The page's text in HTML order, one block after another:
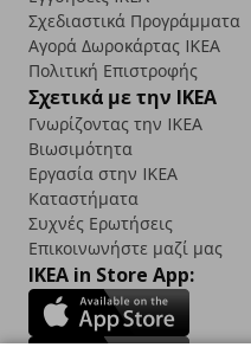
Σχεδιαστικά Προγράμματα
Αγορά Δωρoκάρτας IKEA
Πολιτική Επιστροφής
Σχετικά με την IKEA
Γνωρίζοντας την IKEA
Βιωσιμότητα
Εργασία στην IKEA
Καταστήματα
Συχνές Ερωτήσεις
Επικοινωνήστε μαζί μας
IKEA in Store App: